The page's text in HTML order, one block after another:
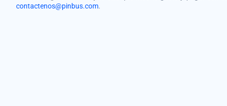
contactenos@pinbus.com.